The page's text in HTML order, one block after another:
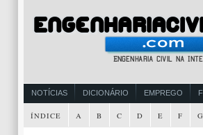
NOTÍCIAS DICIONÁRIO EMPREGO
ÍNDICE A B C D E F G